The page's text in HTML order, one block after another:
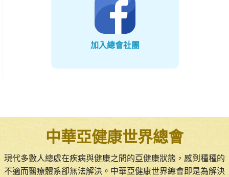
加入總會社團
中華亞健康世界總會
現代多數人總處在疾病與健康之間的亞健康狀態，感到種種的
不適而醫療體系卻無法解決。中華亞健康世界總會即是為解決